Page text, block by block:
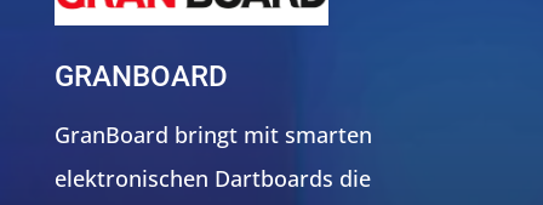
GRANBOARD
GranBoard bringt mit smarten
elektronischen Dartboards die